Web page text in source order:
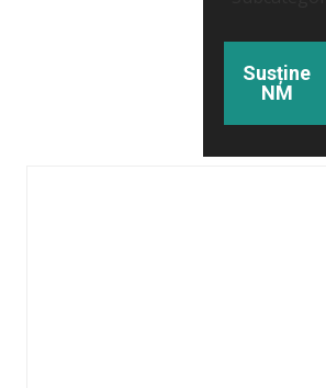
Susține
NM